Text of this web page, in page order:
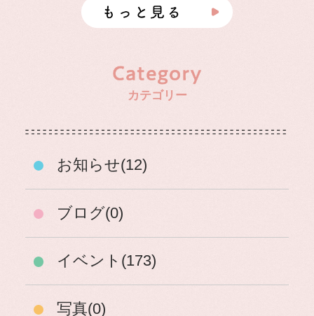
カテゴリー
お知らせ(12)
ブログ(0)
イベント(173)
写真(0)